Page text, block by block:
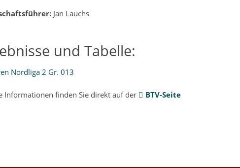
Jan Lauchs
und Tabelle:
Informationen finden Sie direkt auf der BTV-Seite